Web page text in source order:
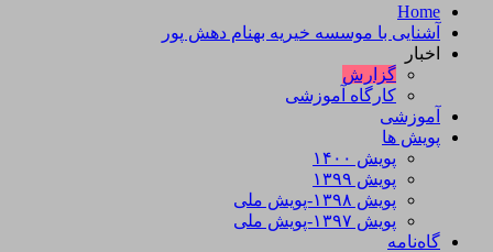
Home
آشنایی با موسسه خیریه بهنام دهش پور
اخبار
گزارش
کارگاه آموزشی
آموزشی
پویش ها
پویش ۱۴۰۰
پویش ۱۳۹۹
پویش ۱۳۹۸-پویش ملی
پویش ۱۳۹۷-پویش ملی
گاه‌نامه